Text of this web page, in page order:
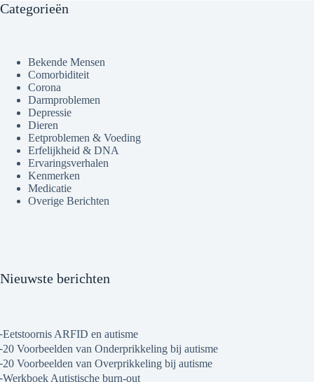
Categorieën
Bekende Mensen
Comorbiditeit
Corona
Darmproblemen
Depressie
Dieren
Eetproblemen & Voeding
Erfelijkheid & DNA
Ervaringsverhalen
Kenmerken
Medicatie
Overige Berichten
Nieuwste berichten
Eetstoornis ARFID en autisme
20 Voorbeelden van Onderprikkeling bij autisme
20 Voorbeelden van Overprikkeling bij autisme
Werkboek Autistische burn-out